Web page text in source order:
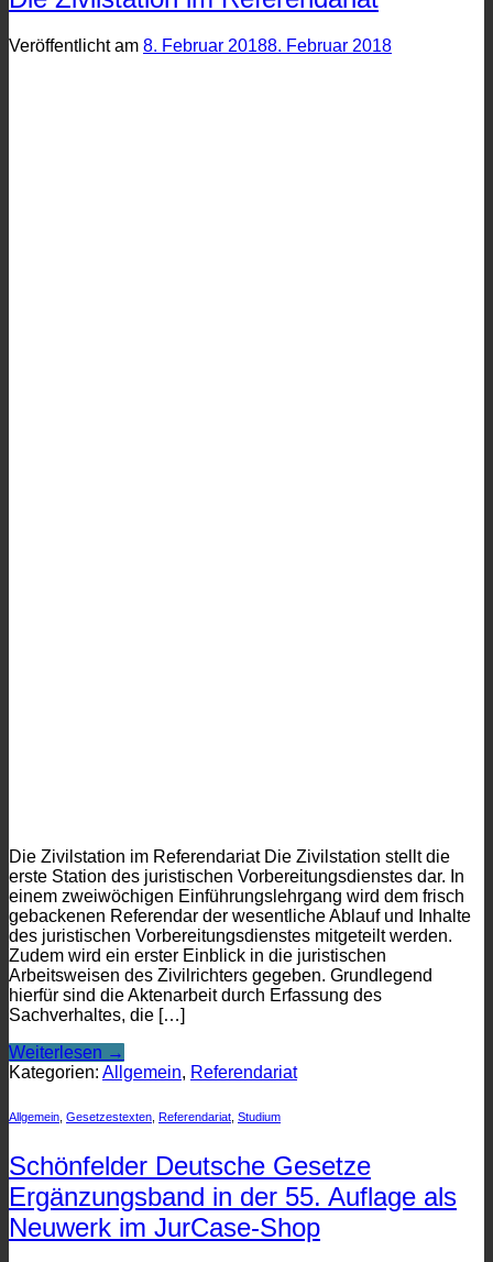
Veröffentlicht am 8. Februar 20188. Februar 2018
Die Zivilstation im Referendariat Die Zivilstation stellt die
erste Station des juristischen Vorbereitungsdienstes dar. In
einem zweiwöchigen Einführungslehrgang wird dem frisch
gebackenen Referendar der wesentliche Ablauf und Inhalte
des juristischen Vorbereitungsdienstes mitgeteilt werden.
Zudem wird ein erster Einblick in die juristischen
Arbeitsweisen des Zivilrichters gegeben. Grundlegend
hierfür sind die Aktenarbeit durch Erfassung des
Sachverhaltes, die […]
Weiterlesen →
Kategorien: Allgemein, Referendariat
Allgemein Gesetzestexten Referendariat Studium
Schönfelder Deutsche Gesetze
Ergänzungsband in der 55. Auflage als
Neuwerk im JurCase-Shop